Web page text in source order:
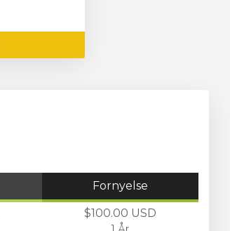
Fornyelse
$100.00 USD